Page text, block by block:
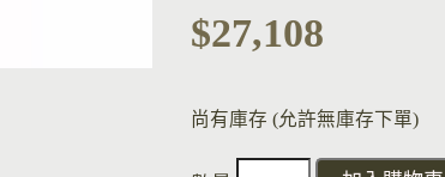
$27,108
尚有庫存 (允許無庫存下單)